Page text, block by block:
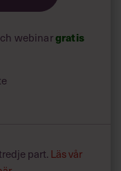
webinargratis
part. Läs vår